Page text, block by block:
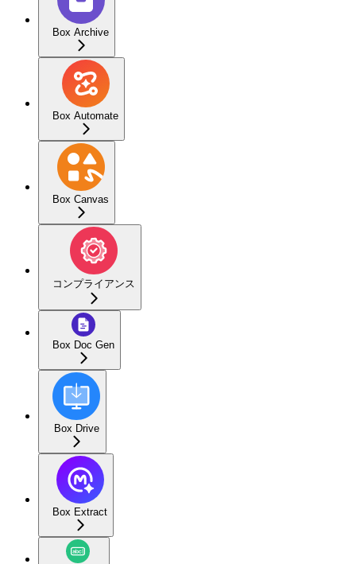
Box Archive
Box Automate
Box Canvas
コンプライアンス
Box Doc Gen
Box Drive
Box Extract